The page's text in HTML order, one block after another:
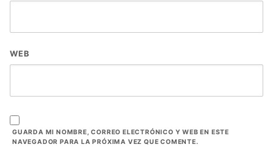
WEB
GUARDA MI NOMBRE, CORREO ELECTRÓNICO Y WEB EN ESTE
NAVEGADOR PARA LA PRÓXIMA VEZ QUE COMENTE.